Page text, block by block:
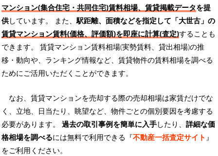
マンション(集合住宅・共同住宅)賃料相場、賃貸掲載データを提
供しています。 また、駅距離、面積などを指定して「大世古」の
賃貸マンション賃料(価格、評価額)を即座に計算(査定)することも
できます。 賃貸マンション賃料相場(実勢賃料、貸出相場)の推
移・動向や、ランキング情報など、賃貸物件の賃料相場を調べる
ためにご活用いただくことができます。
なお、賃貸マンションを売却する際の売却相場は家賃だけでな
く、立地、日当たり、眺望など、物件ごとの個別要因を考慮する
必要があります。 過去の取引事例を簡単に入手したり、 詳細な価
格相場を調べるには無料で利用できる『不動産一括査定サイト 』
をご利用ください。